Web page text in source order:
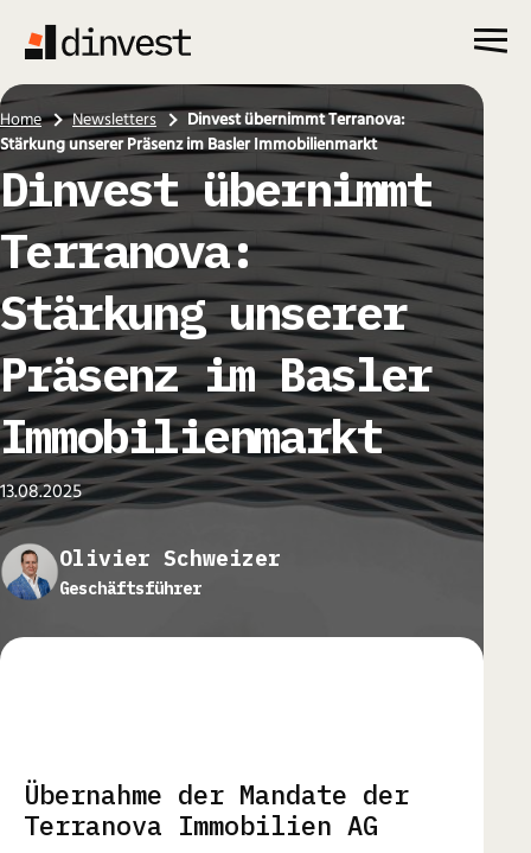
content
Home Newsletters
Dinvest übernimmt Terranova:
Stärkung unserer Präsenz im Basler Immobilienmarkt
Dinvest übernimmt
Terranova:
Stärkung unserer
Präsenz im Basler
Immobilienmarkt
13.08.2025
Olivier Schweizer
Geschäftsführer
Übernahme der Mandate der
Terranova Immobilien AG